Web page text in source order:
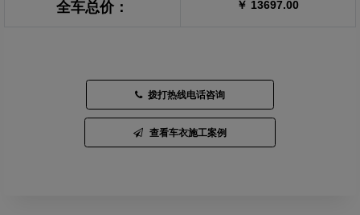
全车总价： ￥ 13697.00
拨打热线电话咨询
查看车衣施工案例